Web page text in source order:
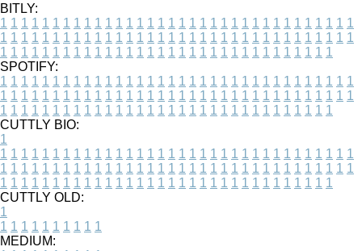
BITLY:
1 1 1 1 1 1 1 1 1 1 1 1 1 1 1 1 1 1 1 1 1 1 1 1 1 1 1 1 1 1 1 1 1 1
1 1 1 1 1 1 1 1 1 1 1 1 1 1 1 1 1 1 1 1 1 1 1 1 1 1 1 1 1 1 1 1 1 1
1 1 1 1 1 1 1 1 1 1 1 1 1 1 1 1 1 1 1 1 1 1 1 1 1 1 1 1 1 1 1 1
SPOTIFY:
1 1 1 1 1 1 1 1 1 1 1 1 1 1 1 1 1 1 1 1 1 1 1 1 1 1 1 1 1 1 1 1 1 1
1 1 1 1 1 1 1 1 1 1 1 1 1 1 1 1 1 1 1 1 1 1 1 1 1 1 1 1 1 1 1 1 1 1
1 1 1 1 1 1 1 1 1 1 1 1 1 1 1 1 1 1 1 1 1 1 1 1 1 1 1 1 1 1 1 1
CUTTLY BIO:
1
1 1 1 1 1 1 1 1 1 1 1 1 1 1 1 1 1 1 1 1 1 1 1 1 1 1 1 1 1 1 1 1 1 1
1 1 1 1 1 1 1 1 1 1 1 1 1 1 1 1 1 1 1 1 1 1 1 1 1 1 1 1 1 1 1 1 1 1
1 1 1 1 1 1 1 1 1 1 1 1 1 1 1 1 1 1 1 1 1 1 1 1 1 1 1 1 1 1 1 1
CUTTLY OLD:
1
1 1 1 1 1 1 1 1 1 1
MEDIUM: